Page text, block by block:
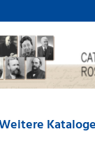
Kataloge